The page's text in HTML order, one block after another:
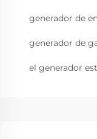
generador de
generador de
el generador